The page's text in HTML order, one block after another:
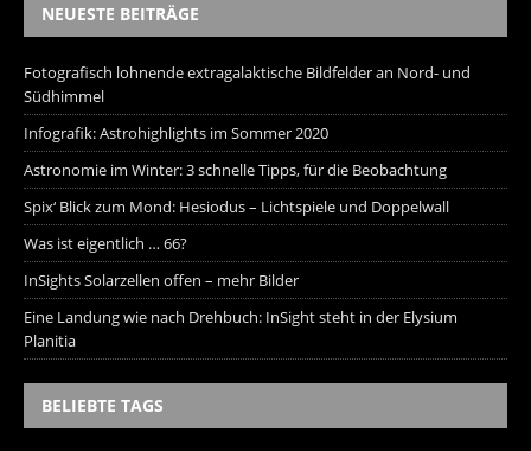
NEUESTE BEITRÄGE
Fotografisch lohnende extragalaktische Bildfelder an Nord- und
Südhimmel
Infografik: Astrohighlights im Sommer 2020
Astronomie im Winter: 3 schnelle Tipps, für die Beobachtung
Spix‘ Blick zum Mond: Hesiodus – Lichtspiele und Doppelwall
Was ist eigentlich … 66?
InSights Solarzellen offen – mehr Bilder
Eine Landung wie nach Drehbuch: InSight steht in der Elysium
Planitia
BELIEBTE TAGS